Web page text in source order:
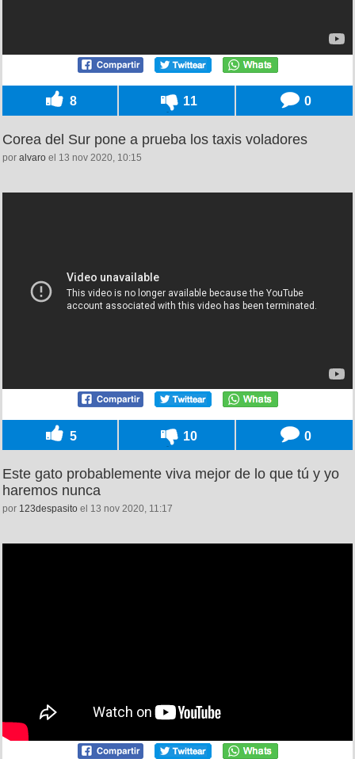
8 11 0
Corea del Sur pone a prueba los taxis voladores
por alvaro el 13 nov 2020, 10:15
5 10 0
Este gato probablemente viva mejor de lo que tú y yo
haremos nunca
por 123despasito el 13 nov 2020, 11:17